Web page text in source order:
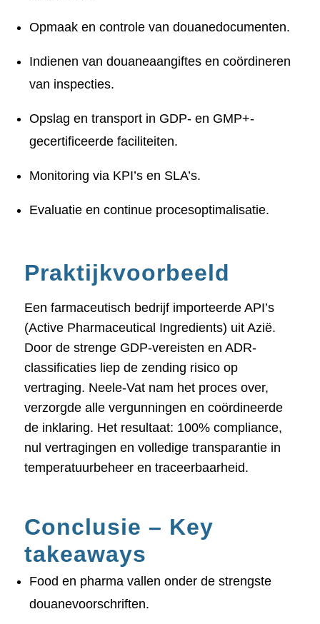
Opmaak en controle van douanedocumenten.
Indienen van douaneaangiftes en coördineren
van inspecties.
Opslag en transport in GDP- en GMP+-
gecertificeerde faciliteiten.
Monitoring via KPI’s en SLA’s.
Evaluatie en continue procesoptimalisatie.
Praktijkvoorbeeld
Een farmaceutisch bedrijf importeerde API’s
(Active Pharmaceutical Ingredients) uit Azië.
Door de strenge GDP-vereisten en ADR-
classificaties liep de zending risico op
vertraging. Neele-Vat nam het proces over,
verzorgde alle vergunningen en coördineerde
de inklaring. Het resultaat: 100% compliance,
nul vertragingen en volledige transparantie in
temperatuurbeheer en traceerbaarheid.
Conclusie – Key
takeaways
Food en pharma vallen onder de strengste
douanevoorschriften.